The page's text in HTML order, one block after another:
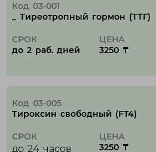
Код 03-001
_ Тиреотропный гормон (ТТГ)
СРОК
до 2 раб. дней
ЦЕНА
3250 ₸
Код 03-005
Тироксин cвободный (FT4)
СРОК
до 24 часов
ЦЕНА
3250 ₸
Шахтинск
Шымкент